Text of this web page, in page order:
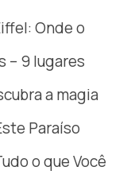
Onde o
– 9 lugares
a magia
Paraíso
o que Você